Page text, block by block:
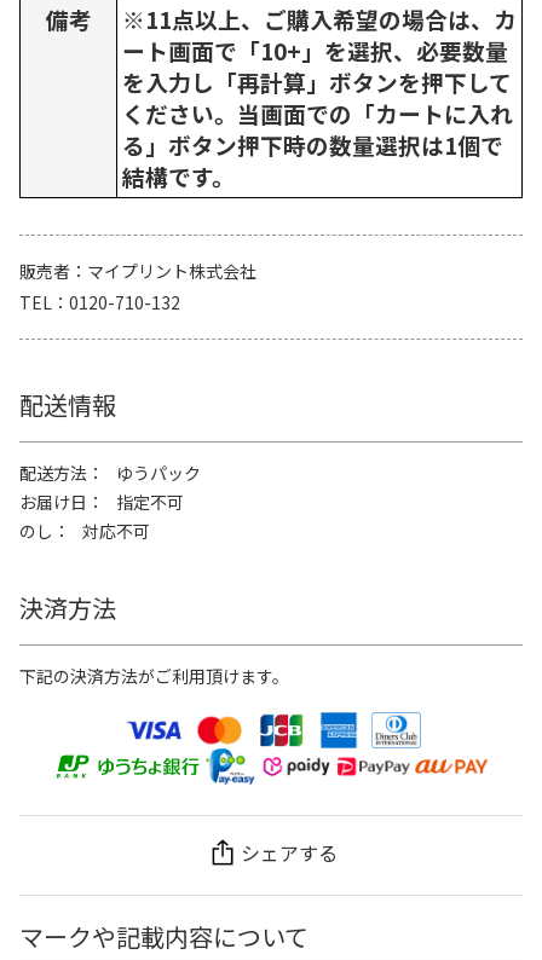
備考
※11点以上、ご購入希望の場合は、カ
ート画面で「10+」を選択、必要数量
を入力し「再計算」ボタンを押下して
ください。当画面での「カートに入れ
る」ボタン押下時の数量選択は1個で
結構です。
販売者
マイプリント株式会社
TEL
0120-710-132
配送情報
配送方法
ゆうパック
お届け日
指定不可
のし
対応不可
決済方法
下記の決済方法がご利用頂けます。
シェアする
マークや記載内容について